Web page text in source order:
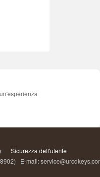
Sicurezza dell'utente
E-mail: